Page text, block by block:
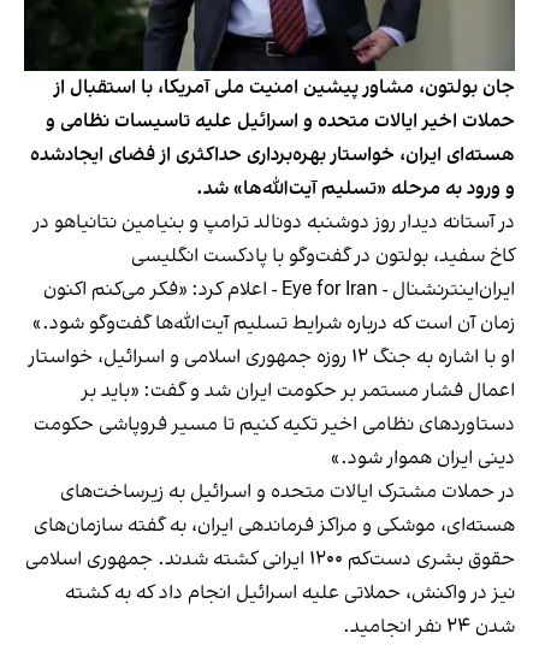
جان بولتون، مشاور پیشین امنیت ملی آمریکا، با استقبال از
حملات اخیر ایالات متحده و اسرائیل علیه تاسیسات نظامی و
هسته‌ای ایران، خواستار بهره‌برداری حداکثری از فضای ایجادشده
و ورود به مرحله «تسلیم آیت‌الله‌ها» شد.
در آستانه دیدار روز دوشنبه دونالد ترامپ و بنیامین نتانیاهو در
کاخ سفید، بولتون در گفت‌وگو با پادکست انگلیسی
ایران‌اینترنشنال - Eye for Iran - اعلام کرد: «فکر می‌کنم اکنون
زمان آن است که درباره شرایط تسلیم آیت‌الله‌ها گفت‌وگو شود.»
او با اشاره به جنگ ۱۲ روزه جمهوری اسلامی و اسرائیل، خواستار
اعمال فشار مستمر بر حکومت ایران شد و گفت: «باید بر
دستاوردهای نظامی اخیر تکیه کنیم تا مسیر فروپاشی حکومت
دینی ایران هموار شود.»
در حملات مشترک ایالات متحده و اسرائیل به زیرساخت‌های
هسته‌ای، موشکی و مراکز فرماندهی ایران، به گفته سازمان‌های
حقوق بشری دست‌کم ۱۲۰۰ ایرانی کشته شدند. جمهوری اسلامی
نیز در واکنش، حملاتی علیه اسرائیل انجام داد که به کشته
شدن ۲۴ نفر انجامید.